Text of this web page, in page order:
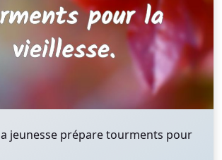
jeunesse prépare tourments pour